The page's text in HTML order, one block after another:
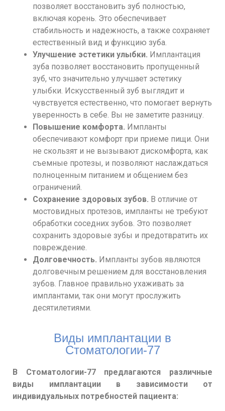
позволяет восстановить зуб полностью,
включая корень. Это обеспечивает
стабильность и надежность, а также сохраняет
естественный вид и функцию зуба.
Улучшение эстетики улыбки. Имплантация
зуба позволяет восстановить пропущенный
зуб, что значительно улучшает эстетику
улыбки. Искусственный зуб выглядит и
чувствуется естественно, что помогает вернуть
уверенность в себе. Вы не заметите разницу.
Повышение комфорта. Импланты
обеспечивают комфорт при приеме пищи. Они
не скользят и не вызывают дискомфорта, как
съемные протезы, и позволяют наслаждаться
полноценным питанием и общением без
ограничений.
Сохранение здоровых зубов. В отличие от
мостовидных протезов, импланты не требуют
обработки соседних зубов. Это позволяет
сохранить здоровые зубы и предотвратить их
повреждение.
Долговечность. Импланты зубов являются
долговечным решением для восстановления
зубов. Главное правильно ухаживать за
имплантами, так они могут прослужить
десятилетиями.
Виды имплантации в
Стоматологии-77
В Стоматологии-77 предлагаются различные
виды имплантации в зависимости от
индивидуальных потребностей пациента: